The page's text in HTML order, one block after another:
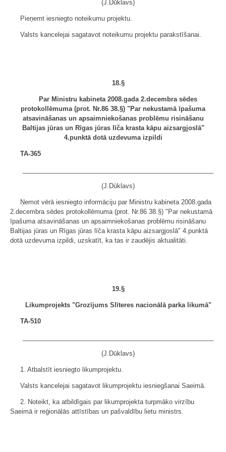
(J.Dūklavs)
Pieņemt iesniegto noteikumu projektu.
Valsts kancelejai sagatavot noteikumu projektu parakstīšanai.
18.§
Par Ministru kabineta 2008.gada 2.decembra sēdes
protokollēmuma (prot. Nr.86 38.§) "Par nekustamā īpašuma
atsavināšanas un apsaimniekošanas problēmu risināšanu
Baltijas jūras un Rīgas jūras līča krasta kāpu aizsargjoslā"
4.punktā dotā uzdevuma izpildi
TA-365
(J.Dūklavs)
Ņemot vērā iesniegto informāciju par Ministru kabineta 2008.gada
2.decembra sēdes protokollēmuma (prot. Nr.86 38.§) "Par nekustamā
īpašuma atsavināšanas un apsaimniekošanas problēmu risināšanu
Baltijas jūras un Rīgas jūras līča krasta kāpu aizsargjoslā" 4.punktā
dotā uzdevuma izpildi, uzskatīt, ka tas ir zaudējis aktualitāti.
19.§
Likumprojekts "Grozījums Slīteres nacionālā parka likumā"
TA-510
(J.Dūklavs)
1. Atbalstīt iesniegto likumprojektu.
Valsts kancelejai sagatavot likumprojektu iesniegšanai Saeimā.
2. Noteikt, ka atbildīgais par likumprojekta turpmāko virzību
Saeimā ir reģionālās attīstības un pašvaldību lietu ministrs.